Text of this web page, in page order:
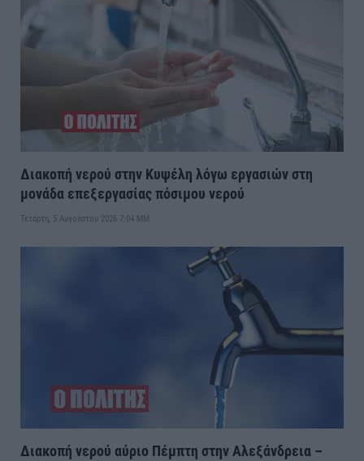
Διακοπή νερού στην Κυψέλη λόγω εργασιών στη
μονάδα επεξεργασίας πόσιμου νερού
Τετάρτη, 5 Αυγούστου 2026 7:04 ΜΜ
Διακοπή νερού αύριο Πέμπτη στην Αλεξάνδρεια –